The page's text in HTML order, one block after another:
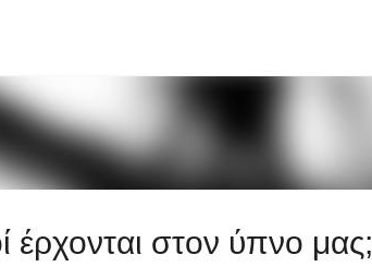
έρχονται στον ύπνο μας;